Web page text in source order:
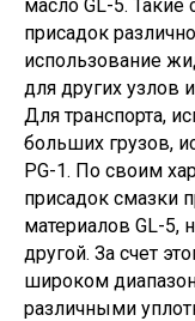
масло GL-5. Такие
присадок
использование
для других узлов
Для транспорта,
больших грузов,
PG-1. По своим
присадок смазки
материалов GL-5,
другой. За счет
широком
различными